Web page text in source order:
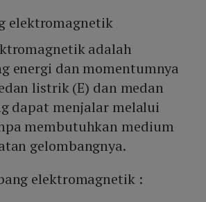
elektromagnetik
adalah
energi dan momentumnya
listrik (E) dan medan
dapat menjalar melalui
membutuhkan medium
gelombangnya.
elektromagnetik :